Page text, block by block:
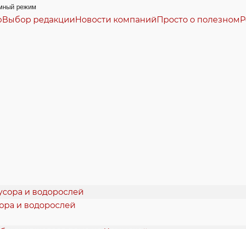
режим
Выбор редакцииНовости компанийПросто о полезном
и водорослей